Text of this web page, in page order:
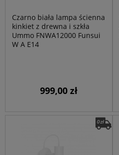
Czarno biała lampa ścienna
kinkiet z drewna i szkła
Ummo FNWA12000 Funsui
W A E14
999,00 zł